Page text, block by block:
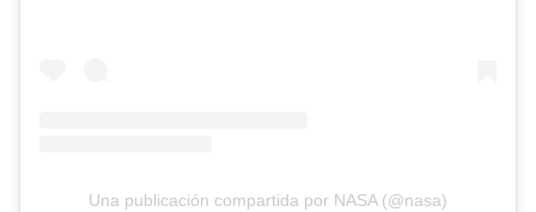
Una publicación compartida por NASA (@nasa)